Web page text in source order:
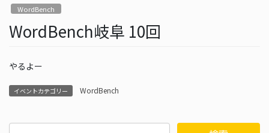
WordBench
WordBench岐阜 10回
やるよー
イベントカテゴリー WordBench